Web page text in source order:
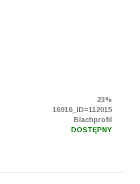
23%
16916_ID=112015
Blachprofil
DOSTĘPNY